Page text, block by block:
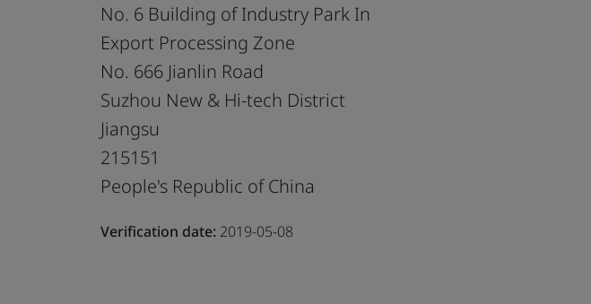
No. 6 Building of Industry Park In
Export Processing Zone
No. 666 Jianlin Road
Suzhou New & Hi-tech District
Jiangsu
215151
People's Republic of China
Verification date: 2019-05-08